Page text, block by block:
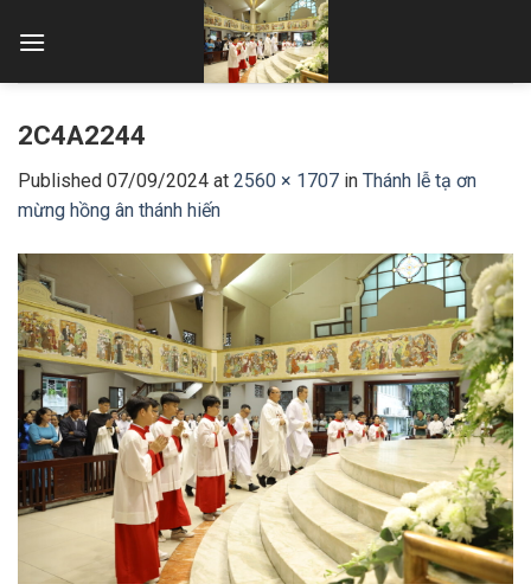
2C4A2244
Published 07/09/2024 at 2560 × 1707 in Thánh lễ tạ ơn
mừng hồng ân thánh hiến